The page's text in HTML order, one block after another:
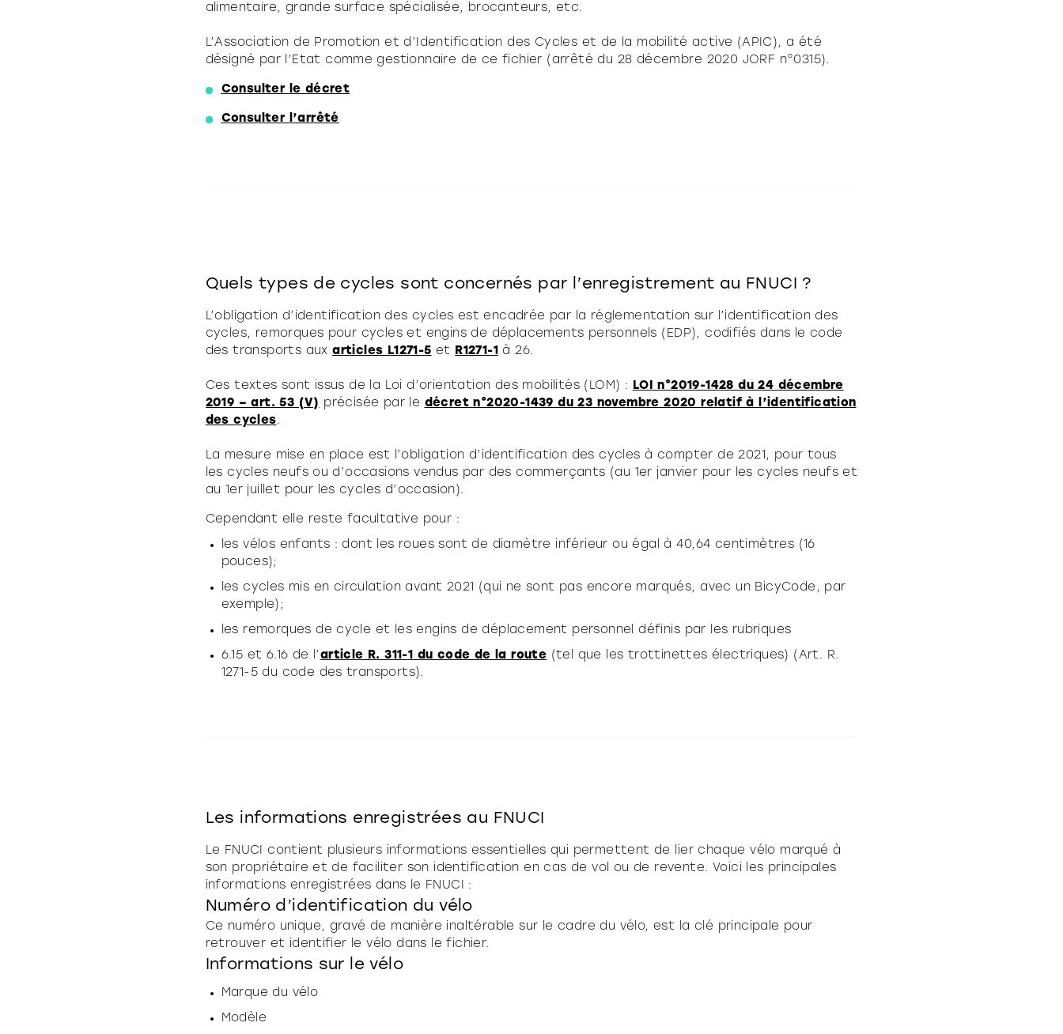
alimentaire, grande surface spécialisée, brocanteurs, etc.
L’Association de Promotion et d’Identification des Cycles et de la mobilité active (APIC), a été
désigné par l’Etat comme gestionnaire de ce fichier (arrêté du 28 décembre 2020 JORF n°0315).
Consulter le décret
Consulter l’arrêté
Quels types de cycles sont concernés par l’enregistrement au FNUCI ?
L’obligation d’identification des cycles est encadrée par la réglementation sur l’identification des
cycles, remorques pour cycles et engins de déplacements personnels (EDP), codifiés dans le code
des transports auxarticles L1271-5 et R1271-1à 26.
Ces textes sont issus de la Loi d’orientation des mobilités (LOM) : LOI n°2019-1428 du 24 décembre
2019 – art. 53 (V) précisée par le décret n°2020-1439 du 23 novembre 2020 relatif à l’identification
des cycles.
La mesure mise en place est l’obligation d’identification des cycles à compter de 2021, pour tous
les cycles neufs ou d’occasions vendus par des commerçants (au 1er janvier pour les cycles neufs et
au 1er juillet pour les cycles d’occasion).
Cependant elle reste facultative pour :
les vélos enfants : dont les roues sont de diamètre inférieur ou égal à 40,64 centimètres (16
pouces);
les cycles mis en circulation avant 2021 (qui ne sont pas encore marqués, avec un BicyCode, par
exemple);
les remorques de cycle et les engins de déplacement personnel définis par les rubriques
6.15 et 6.16 de l’ article R. 311-1 du code de la route (tel que les trottinettes électriques) (Art. R.
1271-5 du code des transports).
Les informations enregistrées au FNUCI
Le FNUCI contient plusieurs informations essentielles qui permettent de lier chaque vélo marqué à
son propriétaire et de faciliter son identification en cas de vol ou de revente. Voici les principales
informations enregistrées dans le FNUCI :
Numéro d’identification du vélo
Ce numéro unique, gravé de manière inaltérable sur le cadre du vélo, est la clé principale pour
retrouver et identifier le vélo dans le fichier.
Informations sur le vélo
Marque du vélo
Modèle